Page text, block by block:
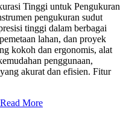
Tinggi untuk Pengukuran
pengukuran sudut
tinggi dalam berbagai
lahan, dan proyek
kokoh dan ergonomis, alat
penggunaan,
akurat dan efisien. Fitur
Read More